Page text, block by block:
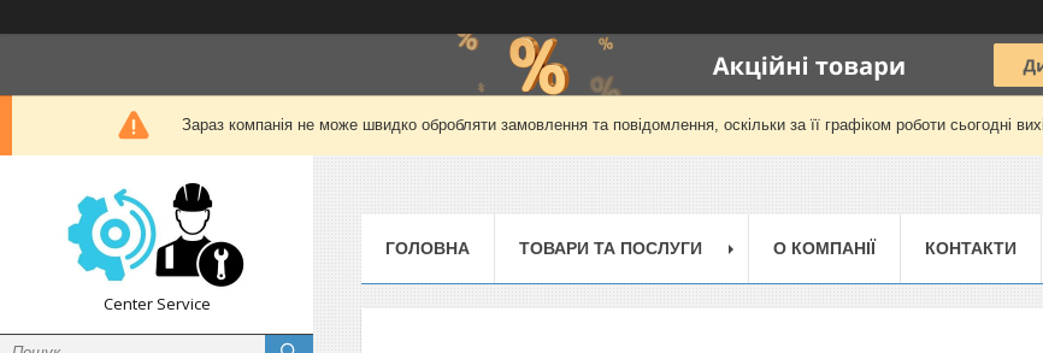
Зараз компанія не може швидко обробляти замовлення та повідомлення, оскільки за її графіком роботи сьогодні
Center Service
ГОЛОВНА ТОВАРИ ТА ПОСЛУГИ О КОМПАНІЇ КОНТАКТИ